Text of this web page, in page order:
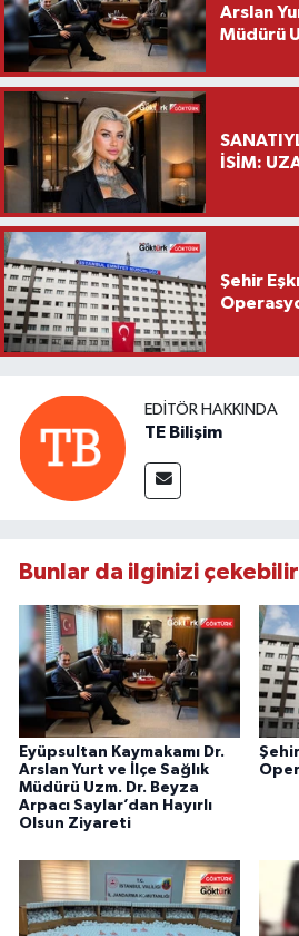
Arslan
Müdürü
Ziyareti
İSİM:
Şehir
EDITÖR HAKKINDA
TE Bilişim
Bunlar da ilginizi çekebilir
Eyüpsultan Kaymakamı Dr.
Arslan Yurt ve İlçe Sağlık
Müdürü Uzm. Dr. Beyza
Arpacı Saylar’dan Hayırlı
Olsun Ziyareti